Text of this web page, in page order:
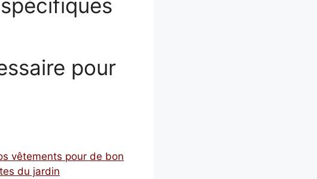
pour
vêtements pour de bon
du jardin